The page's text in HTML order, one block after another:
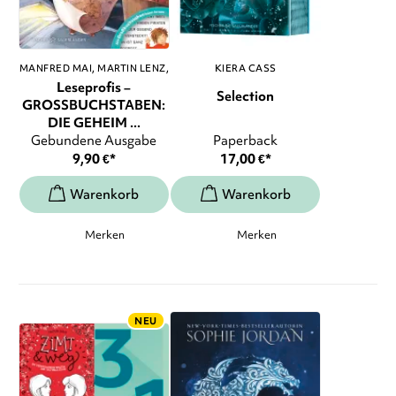
MANFRED MAI MARTIN LENZ,
Leseprofis –
GROSSBUCHSTABEN:
DIE GEHEIM ...
Gebundene Ausgabe
9,90€*
Merken
KIERA CASS
Selection
Paperback
17,00€*
Merken
NEU